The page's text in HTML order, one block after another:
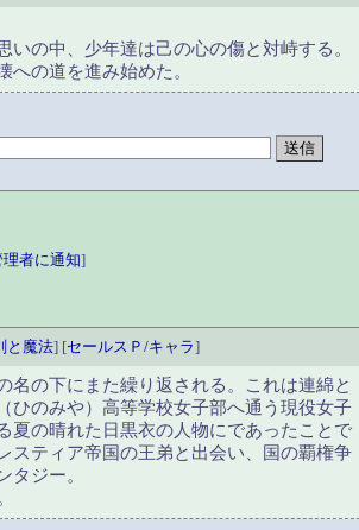
の中、少年達は己の心の傷と対峙する。
の道を進み始めた。
理者に通知]
と魔法] [セールスＰ/キャラ]
名の下にまた繰り返される。これは連綿と
ひのみや）高等学校女子部へ通う現役女子
夏の晴れた日黒衣の人物にであったことで
スティア帝国の王弟と出会い、国の覇権争
タジー。